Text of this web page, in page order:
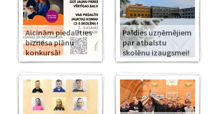
Aicinām piedalīties
biznesa plānu
konkursā!
Paldies uzņēmējiem
par atbalstu
skolēnu izaugsmei!